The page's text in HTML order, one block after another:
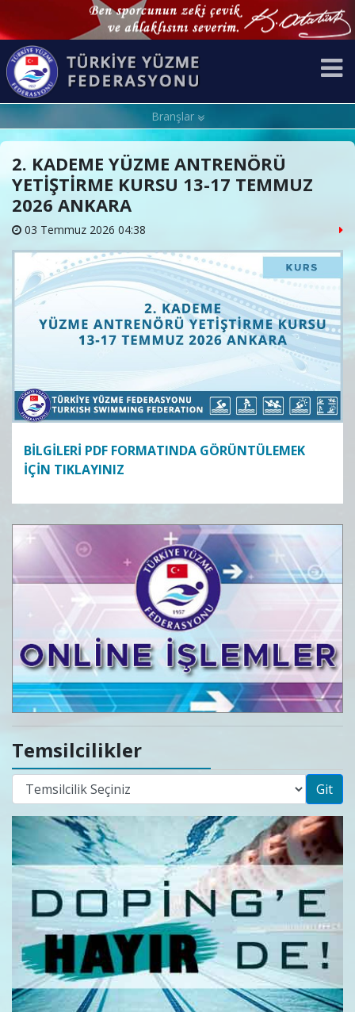
Branşlar
2. KADEME YÜZME ANTRENÖRÜ
YETİŞTİRME KURSU 13-17 TEMMUZ
2026 ANKARA
03 Temmuz 2026 04:38
BİLGİLERİ PDF FORMATINDA GÖRÜNTÜLEMEK
İÇİN TIKLAYINIZ
Temsilcilikler
Git